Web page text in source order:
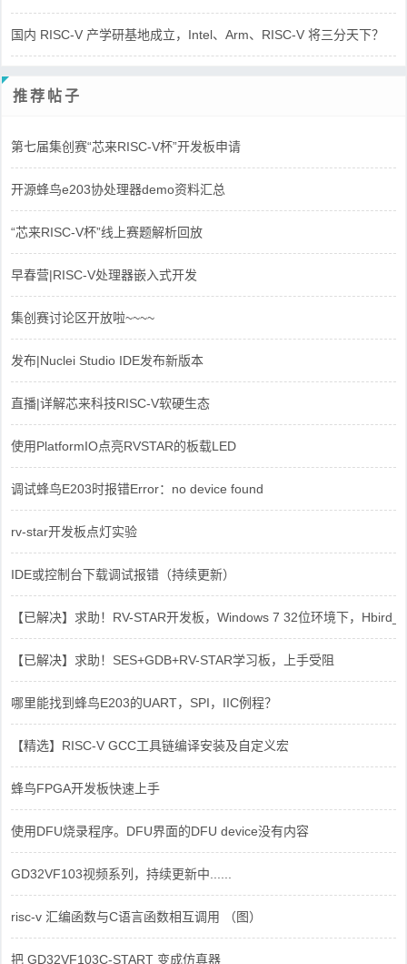
国内 RISC-V 产学研基地成立，Intel、Arm、RISC-V 将三分天下？
推荐帖子
第七届集创赛“芯来RISC-V杯”开发板申请
开源蜂鸟e203协处理器demo资料汇总
“芯来RISC-V杯”线上赛题解析回放
早春营|RISC-V处理器嵌入式开发
集创赛讨论区开放啦~~~~
发布|Nuclei Studio IDE发布新版本
直播|详解芯来科技RISC-V软硬生态
使用PlatformIO点亮RVSTAR的板载LED
调试蜂鸟E203时报错Error：no device found
rv-star开发板点灯实验
IDE或控制台下载调试报错（持续更新）
【已解决】求助！RV-STAR开发板，Windows 7 32位环境下，
【已解决】求助！SES+GDB+RV-STAR学习板，上手受阻
哪里能找到蜂鸟E203的UART，SPI，IIC例程？
【精选】RISC-V GCC工具链编译安装及自定义宏
蜂鸟FPGA开发板快速上手
使用DFU烧录程序。DFU界面的DFU device没有内容
GD32VF103视频系列，持续更新中......
risc-v 汇编函数与C语言函数相互调用 （图）
把 GD32VF103C-START 变成仿真器